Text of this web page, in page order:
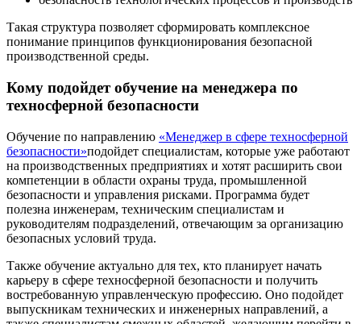
Такая структура позволяет сформировать комплексное
понимание принципов функционирования безопасной
производственной среды.
Кому подойдет обучение на менеджера по
техносферной безопасности
Обучение по направлению «Менеджер в сфере техносферной
безопасности»подойдет специалистам, которые уже работают
на производственных предприятиях и хотят расширить свои
компетенции в области охраны труда, промышленной
безопасности и управления рисками. Программа будет
полезна инженерам, техническим специалистам и
руководителям подразделений, отвечающим за организацию
безопасных условий труда.
Также обучение актуально для тех, кто планирует начать
карьеру в сфере техносферной безопасности и получить
востребованную управленческую профессию. Оно подойдет
выпускникам технических и инженерных направлений, а